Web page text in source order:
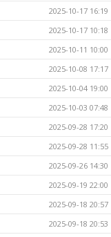
2025-10-17 16:19
2025-10-17 10:18
2025-10-11 10:00
2025-10-08 17:17
2025-10-04 19:00
2025-10-03 07:48
2025-09-28 17:20
2025-09-28 11:55
2025-09-26 14:30
2025-09-19 22:00
2025-09-18 20:57
2025-09-18 20:53